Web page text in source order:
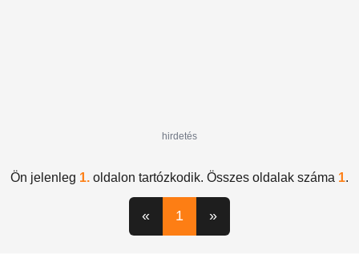
hirdetés
Ön jelenleg 1. oldalon tartózkodik. Összes oldalak száma 1.
« 1 »